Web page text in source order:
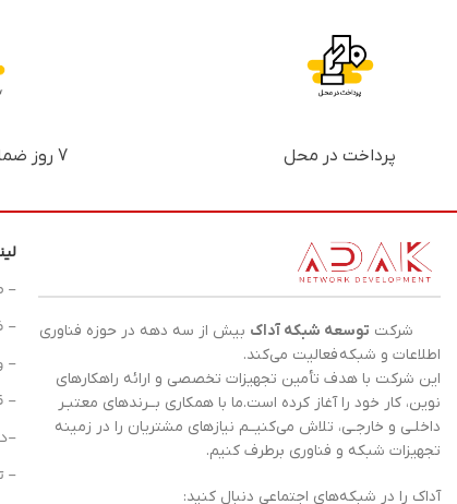
پرداخت در محل 7 روز ضمانت بازگشت پول
شرکت توسعه شبکه آداک بیش از سه دهه در حوزه فناوری
اطلاعات و شبکهفعالیت می‌کند.
این شرکت با هدف تأمین تجهیزات تخصصی و ارائه راهکارهای
نوین، کار خود را آغاز کرده است.ما با همکاری بــرندهای معتبـر
داخلـی و خارجـی، تلاش می‌کنیــم نیازهای مشتریان را در زمینه
تجهیزات شبکه و فناوری برطرف کنیم.
آداک را در شبکه‌های اجتماعی دنبال کنید:
-
-
-
-
-
-